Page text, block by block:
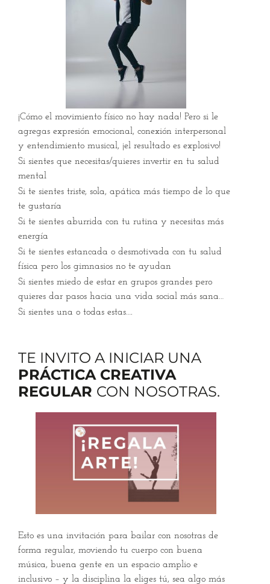
¡Cómo el movimiento físico no hay nada! Pero si le
agregas expresión emocional, conexión interpersonal
y entendimiento musical, ¡el resultado es explosivo!
Si sientes que necesitas/quieres invertir en tu salud
mental
Si te sientes triste, sola, apática más tiempo de lo que
te gustaría
Si te sientes aburrida con tu rutina y necesitas más
energía
Si te sientes estancada o desmotivada con tu salud
física pero los gimnasios no te ayudan
Si sientes miedo de estar en grupos grandes pero
quieres dar pasos hacia una vida social más sana…
Si sientes una o todas estas….
TE INVITO A INICIAR UNA
PRÁCTICA CREATIVA
REGULAR CON NOSOTRAS.
Esto es una invitación para bailar con nosotras de
forma regular, moviendo tu cuerpo con buena
música, buena gente en un espacio amplio e
inclusivo – y la disciplina la eliges tú, sea algo más